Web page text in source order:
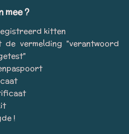
mee ?
kitten
de vermelding "verantwoord
!